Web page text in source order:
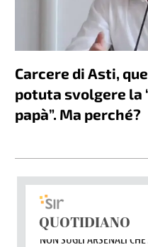
Carcere di Asti,
potuta svolgere la
papà”. Ma perché?